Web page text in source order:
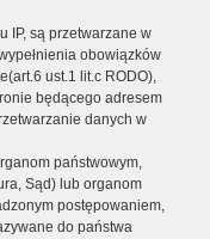
IP, są przetwarzane w
obowiązków
ust.1 lit.c RODO),
będącego adresem
danych w
państwowym,
Sąd) lub organom
postępowaniem,
do państwa